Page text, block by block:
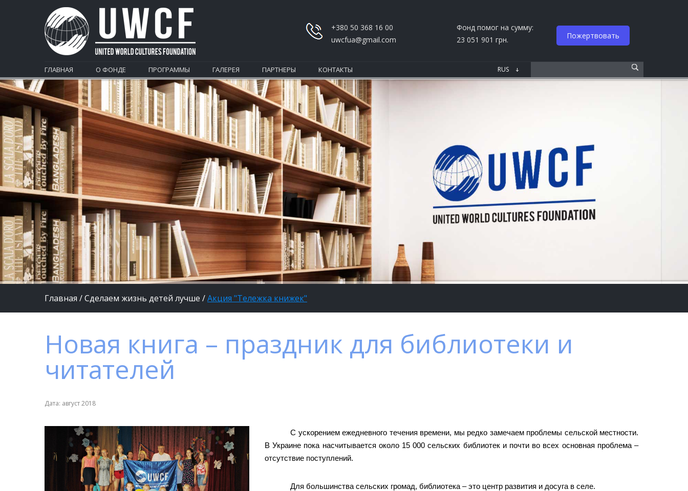
+380 50 368 16 00
uwcfua@gmail.com
Фонд помог на сумму:
23 051 901 грн.
Пожертвовать
ГЛАВНАЯ О ФОНДЕ ПРОГРАММЫ ГАЛЕРЕЯ ПАРТНЕРЫ КОНТАКТЫ
Главная /Сделаем жизнь детей лучше /Акция "Тележка книжек"
Новая книга – праздник для библиотеки и
читателей
Дата: август 2018
С ускорением ежедневного течения времени, мы редко замечаем проблемы сельской местности.
В Украине пока насчитывается около 15 000 сельских библиотек и почти во всех основная проблема –
отсутствие поступлений.
Для большинства сельских громад, библиотека – это центр развития и досуга в селе.